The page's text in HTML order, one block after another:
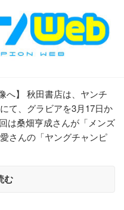
へ】 秋田書店は、ヤンチ
て、グラビアを3月17日か
は桑畑亨成さんが「メンズ
さんの「ヤングチャンピ
む